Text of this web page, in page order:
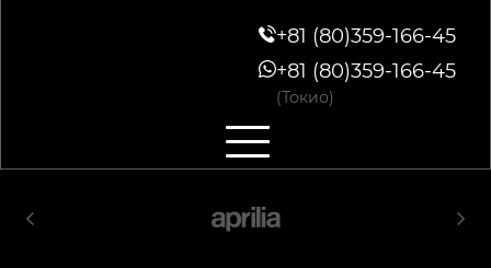
+81 (80)359-166-45
+81 (80)359-166-45
(Токио)